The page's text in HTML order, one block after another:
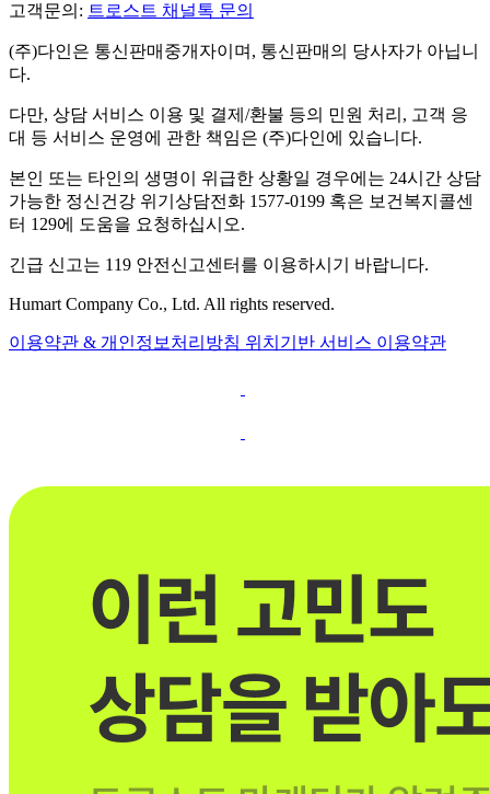
고객문의: 트로스트 채널톡 문의
(주)다인은 통신판매중개자이며, 통신판매의 당사자가 아닙니
다.
다만, 상담 서비스 이용 및 결제/환불 등의 민원 처리, 고객 응
대 등 서비스 운영에 관한 책임은 (주)다인에 있습니다.
본인 또는 타인의 생명이 위급한 상황일 경우에는 24시간 상담
가능한 정신건강 위기상담전화 1577-0199 혹은 보건복지콜센
터 129에 도움을 요청하십시오.
긴급 신고는 119 안전신고센터를 이용하시기 바랍니다.
Humart Company Co., Ltd. All rights reserved.
이용약관 & 개인정보처리방침 위치기반 서비스 이용약관